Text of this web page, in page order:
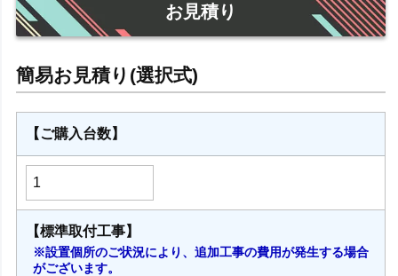
お見積り
【ご購入台数】
【標準取付工事】
※設置個所のご状況により、追加工事の費用が発生する場合
がございます。